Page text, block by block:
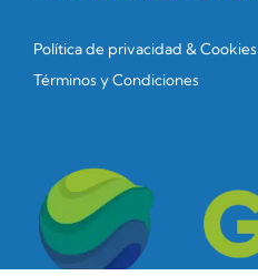
Política de privacidad & Cookies
Términos y Condiciones